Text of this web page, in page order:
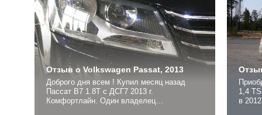
Отзыв о Volkswagen Passat, 2013
Доброго дня всем ! Купил месяц назад
Пассат B7 1.8Т с ДСГ7 2013 г.
Комфортлайн. Один владелец
1,4
в